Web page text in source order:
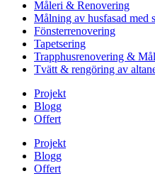
Måleri & Renovering
Målning av husfasad med
Fönsterrenovering
Tapetsering
Trapphusrenovering &
Tvätt & rengöring av
Projekt
Blogg
Offert
Projekt
Blogg
Offert